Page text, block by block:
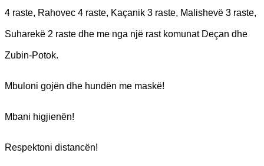
4 raste, Rahovec 4 raste, Kaçanik 3 raste, Malishevë 3 raste,
Suharekë 2 raste dhe me nga një rast komunat Deçan dhe
Zubin-Potok.
Mbuloni gojën dhe hundën me maskë!
Mbani higjienën!
Respektoni distancën!